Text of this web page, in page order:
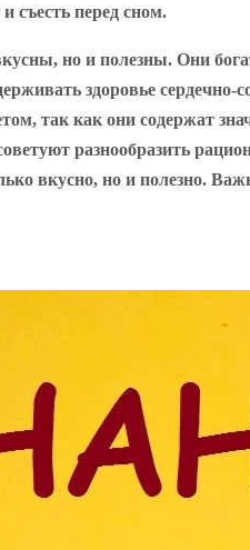
съесть перед сном.
но и полезны. Они
здоровье
так как они содержат
разнообразить
вкусно, но и полезно.